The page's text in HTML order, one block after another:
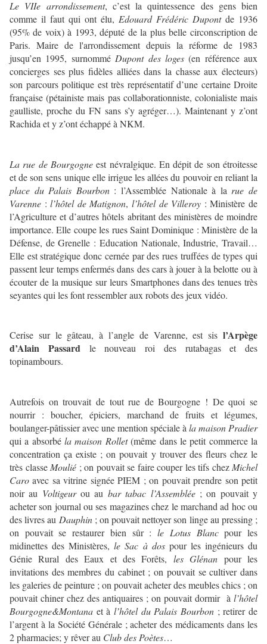
Le VIIe arrondissement, c’est la quintessence des gens bien
comme il faut qui ont élu, Edouard Frédéric Dupontde 1936
(95% de voix) à 1993, député de la plus belle circonscription de
Paris. Maire de l'arrondissement depuis la réforme de 1983
jusqu’en 1995, surnommé Dupont des loges(en référence aux
concierges ses plus fidèles alliées dans la chasse aux électeurs)
son parcours politique est très représentatif d’une certaine Droite
française (pétainiste mais pas collaborationniste, colonialiste mais
gaulliste, proche du FN sans s’y agréger…). Maintenant y z’ont
Rachida et y z’ont échappé à NKM.
La rue de Bourgogneest névralgique. En dépit de son étroitesse
et de son sens unique elle irrigue les allées du pouvoir en reliant la
place du Palais Bourbon: l’Assemblée Nationale à la rue de
Varenne :l’hôtel de Matignon,l’hôtel de Villeroy : Ministère de
l’Agriculture et d’autres hôtels abritant des ministères de moindre
importance. Elle coupe les rues Saint Dominique : Ministère de la
Défense, de Grenelle : Education Nationale, Industrie, Travail…
Elle est stratégique donc cernée par des rues truffées de types qui
passent leur temps enfermés dans des cars à jouer à la belotte ou à
écouter de la musique sur leurs Smartphones dans des tenues très
seyantes qui les font ressembler aux robots des jeux vidéo.
Cerise sur le gâteau, à l’angle de Varenne, est sis l’Arpège
d’Alain Passardle nouveau roi des rutabagas et des
topinambours.
Autrefois on trouvait de tout rue de Bourgogne ! De quoi se
nourrir : boucher, épiciers, marchand de fruits et légumes,
boulanger-pâtissier avec une mention spéciale à la maison Pradier
qui a absorbéla maison Rollet(même dans le petit commerce la
concentration ça existe ; on pouvait y trouver des fleurs chez le
très classe Moulié ; on pouvait se faire couper les tifs chez Michel
Caro avec sa vitrine signée PIEM ; on pouvait prendre son petit
noir au Voltigeurou au bar tabac l’Assemblée; on pouvait y
acheter son journal ou ses magazines chez le marchand ad hoc ou
des livres au Dauphin; on pouvait nettoyer son linge au pressing ;
on pouvait se restaurer bien sûr :le Lotus Blancpour les
midinettes des Ministères,le Sac à dospour les ingénieurs du
Génie Rural des Eaux et des Forêts, les Glénan pour les
invitations des membres du cabinet ; on pouvait se cultiver dans
les galeries de peinture ; on pouvait acheter des meubles chics ; on
pouvait chiner chez des antiquaires ; on pouvait dormir à l’hôtel
Bourgogne&Montana et à l’hôtel du Palais Bourbon ; retirer de
l’argent à la Société Générale ; acheter des médicaments dans les
2 pharmacies; y rêver au Club des Poètes…